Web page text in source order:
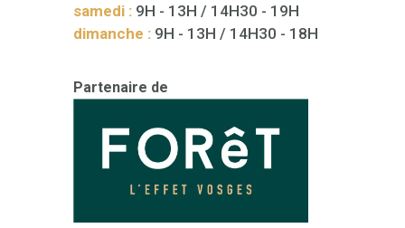
samedi : 9H - 13H / 14H30 - 19H
dimanche : 9H - 13H / 14H30 - 18H
Partenaire de